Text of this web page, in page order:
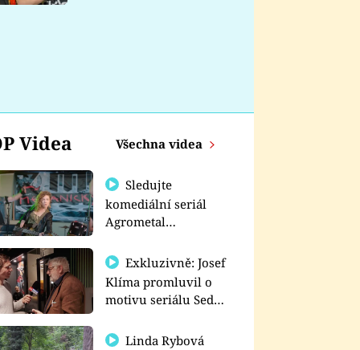
Videa Všechna videa
Sledujte
komediální seriál
Agrometal
prima+
Exkluzivně: Josef
Klíma promluvil o
motivu seriálu Sedm
Linda Rybová